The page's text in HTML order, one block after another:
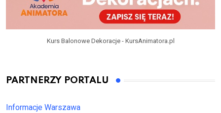
Kurs Balonowe Dekoracje - KursAnimatora.pl
PARTNERZY PORTALU
Informacje Warszawa